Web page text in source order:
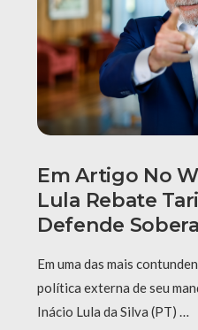
Em Artigo No
Lula Rebate
Defende
Em uma das mais
política externa de seu
Inácio Lula da Silva (PT) …